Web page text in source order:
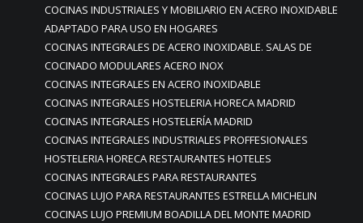
COCINAS INDUSTRIALES Y MOBILIARIO EN ACERO INOXIDABLE
ADAPTADO PARA USO EN HOGARES
COCINAS INTEGRALES DE ACERO INOXIDABLE. SALAS DE
COCINADO MODULARES ACERO INOX
COCINAS INTEGRALES EN ACERO INOXIDABLE
COCINAS INTEGRALES HOSTELERIA HORECA MADRID
COCINAS INTEGRALES HOSTELERÍA MADRID
COCINAS INTEGRALES INDUSTRIALES PROFFESIONALES
HOSTELERIA HORECA RESTAURANTES HOTELES
COCINAS INTEGRALES PARA RESTAURANTES
COCINAS LUJO PARA RESTAURANTES ESTRELLA MICHELIN
COCINAS LUJO PREMIUM BOADILLA DEL MONTE MADRID